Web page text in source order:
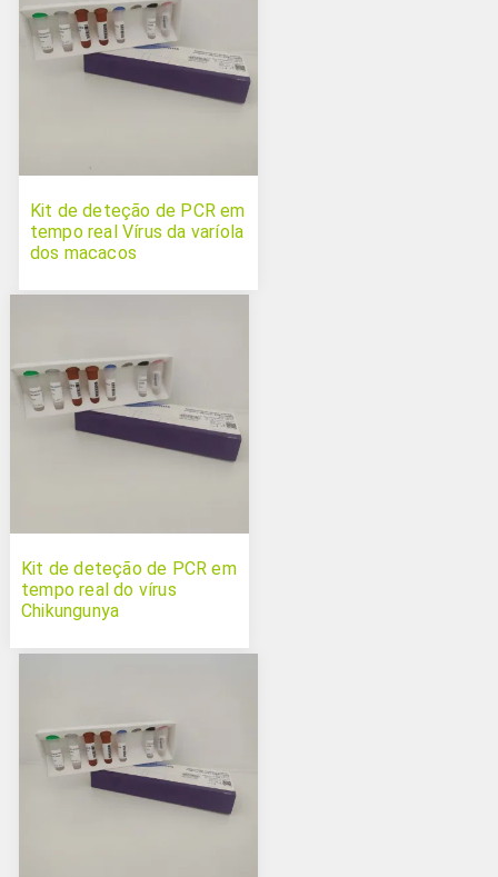
Kit de deteção de PCR em
tempo real Vírus da varíola
dos macacos
Kit de deteção de PCR em
tempo real do vírus
Chikungunya